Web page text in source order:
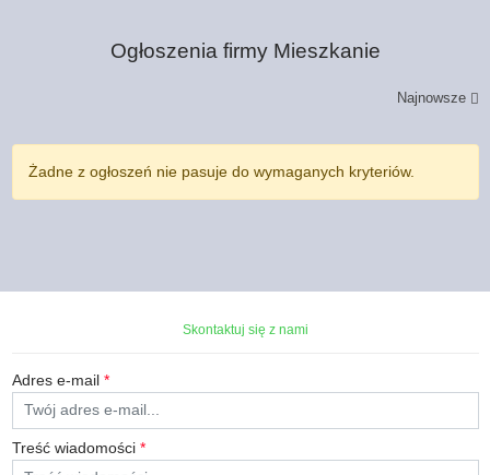
Ogłoszenia firmy Mieszkanie
Najnowsze
Żadne z ogłoszeń nie pasuje do wymaganych kryteriów.
Skontaktuj się z nami
Adres e-mail *
Treść wiadomości *